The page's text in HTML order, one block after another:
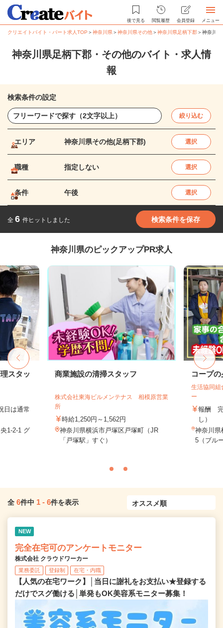
後で見る 閲覧履歴 会員登録 メニュー
クリエイトバイト・パート求人TOP ＞神奈川県＞神奈川県その他＞神奈川県足柄下郡＞神奈川
神奈川県足柄下郡・その他のバイト・求人情
報
検索条件の設定
絞り込む
エリア 神奈川県その他(足柄下郡) 選択
職種 指定しない 選択
条件 午後 選択
全 6 件ヒットしました 検索条件を保存
神奈川県のピックアップPR求人
スタッ
日は通常
1-2-1 グ
商業施設の清掃スタッフ
株式会社東海ビルメンテナス 相模原営業
所
時給1,250円～1,562円
神奈川県横浜市戸塚区戸塚町（JR
「戸塚駅」すぐ）
コープ
生活協同
ー
報酬 完
し）
神奈川県
5（ブル
全 6件中 1 - 6件を表示
NEW
完全在宅可のアンケートモニター
株式会社 クラウドワーカー
業務委託 登録制 在宅・内職
【人気の在宅ワーク】│当日に謝礼をお支払い★登録する
だけでスグ働ける│単発もOK美容系モニター募集！